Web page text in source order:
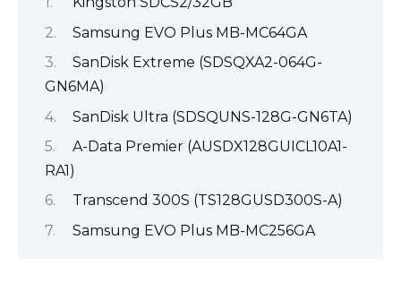
Samsung EVO Plus MB-MC64GA
SanDisk Extreme (SDSQXA2-064G-
GN6MA)
SanDisk Ultra (SDSQUNS-128G-GN6TA)
A-Data Premier (AUSDX128GUICL10A1-
RA1)
Transcend 300S (TS128GUSD300S-A)
Samsung EVO Plus MB-MC256GA